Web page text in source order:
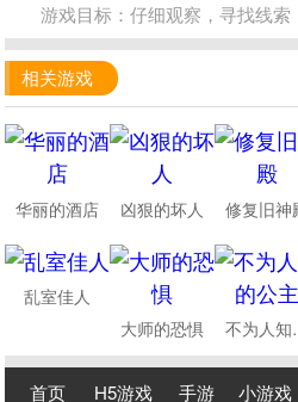
游戏目标：仔细观察，寻找线索
相关游戏
华丽的酒店 凶狠的坏人 修复旧神
乱室佳人
大师的恐惧
不
首页 H5游戏 手游 小游戏